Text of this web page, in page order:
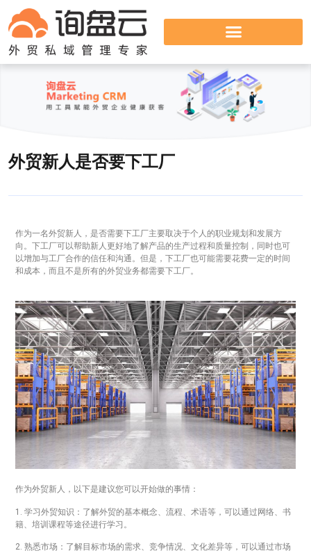
外贸新人是否要下工厂
作为一名外贸新人，是否需要下工厂主要取决于个人的职业规划和发展方
向。下工厂可以帮助新人更好地了解产品的生产过程和质量控制，同时也可
以增加与工厂合作的信任和沟通。但是，下工厂也可能需要花费一定的时间
和成本，而且不是所有的外贸业务都需要下工厂。
作为外贸新人，以下是建议您可以开始做的事情：
1. 学习外贸知识：了解外贸的基本概念、流程、术语等，可以通过网络、书
籍、培训课程等途径进行学习。
2. 熟悉市场：了解目标市场的需求、竞争情况、文化差异等，可以通过市场